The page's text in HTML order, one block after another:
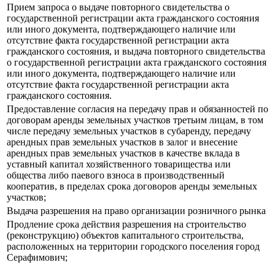
Прием запроса о выдаче повторного свидетельства о
государственной регистрации акта гражданского состояния
или иного документа, подтверждающего наличие или
отсутствие факта государственной регистрации акта
гражданского состояния, и выдача повторного свидетельства
о государственной регистрации акта гражданского состояния
или иного документа, подтверждающего наличие или
отсутствие факта государственной регистрации акта
гражданского состояния.
Предоставление согласия на передачу прав и обязанностей по
договорам аренды земельных участков третьим лицам, в том
числе передачу земельных участков в субаренду, передачу
арендных прав земельных участков в залог и внесение
арендных прав земельных участков в качестве вклада в
уставный капитал хозяйственного товарищества или
общества либо паевого взноса в производственный
кооператив, в пределах срока договоров аренды земельных
участков;
Выдача разрешения на право организации розничного рынка
Продление срока действия разрешения на строительство
(реконструкцию) объектов капитального строительства,
расположенных на территории городского поселения город
Серафимович;